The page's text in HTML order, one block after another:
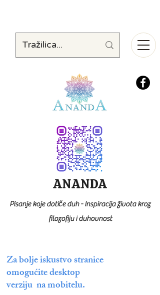
Za bolje iskustvo stranice
omogućite desktop
verziju na mobitelu.
ANANDA
Pisanje koje dotiče duh - Inspiracija života kroz
filozofiju i duhovnost